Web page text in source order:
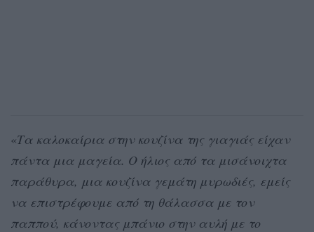
«Τα καλοκαίρια στην κουζίνα της γιαγιάς είχαν
πάντα μια μαγεία. Ο ήλιος από τα μισάνοιχτα
παράθυρα, μια κουζίνα γεμάτη μυρωδιές, εμείς
να επιστρέφουμε από τη θάλασσα με τον
παππού, κάνοντας μπάνιο στην αυλή με το